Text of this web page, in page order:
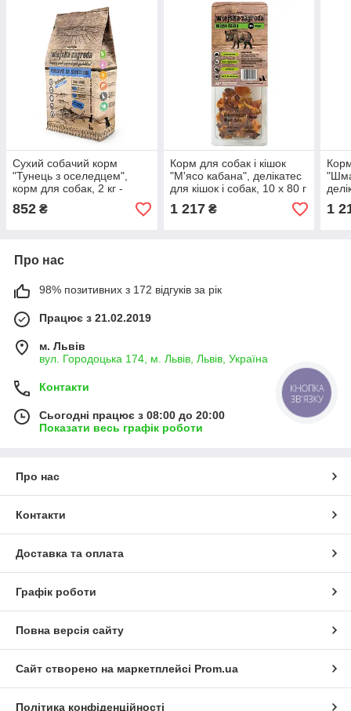
Сухий собачий корм
"Тунець з оселедцем",
корм для собак, 2 кг -
852 ₴
Корм для собак і кішок
"М'ясо кабана", делікатес
для кішок і собак, 10 х 80 г
1 217₴ 1
Про нас
98% позитивних з 172 відгуків за рік
Працює з 21.02.2019
м. Львів
вул. Городоцька 174, м. Львів, Львів, Україна
Контакти
Сьогодні працює з 08:00 до 20:00
Показати весь графік роботи
Про нас
Контакти
Доставка та оплата
Графік роботи
Повна версія сайту
Сайт створено на маркетплейсі Prom.ua
Політика конфіденційності
КНОПКА
ЗВ'ЯЗКУ